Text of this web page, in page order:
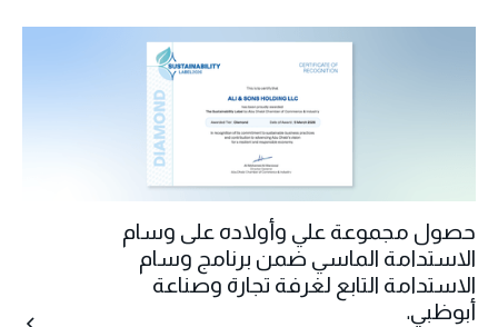
حصول مجموعة علي وأولاده على وسام
الاستدامة الماسي ضمن برنامج وسام
الاستدامة التابع لغرفة تجارة وصناعة
أبوظبي.